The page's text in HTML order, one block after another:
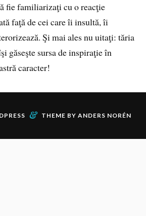
fie familiarizaţi cu o reacţie
faţă de cei care îi insultă, îi
Şi mai ales nu uitaţi: tăria
găseşte sursa de inspiraţie în
caracter!
& THEME BY ANDERS NORÉN